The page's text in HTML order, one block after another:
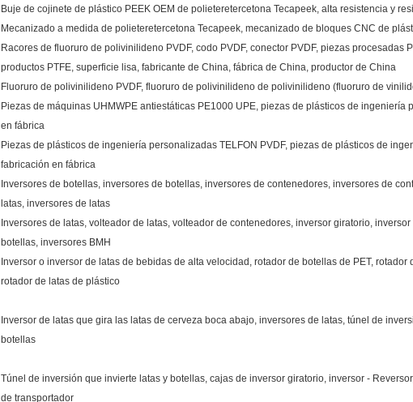
Buje de cojinete de plástico PEEK OEM de polieteretercetona Tecapeek, alta resistencia y
Mecanizado a medida de polieteretercetona Tecapeek, mecanizado de bloques CNC de
Racores de fluoruro de polivinilideno PVDF, codo PVDF, conector PVDF, piezas procesadas
productos PTFE, superficie lisa, fabricante de China, fábrica de China, productor de China
Fluoruro de polivinilideno PVDF, fluoruro de polivinilideno de polivinilideno (fluoruro de
Piezas de máquinas UHMWPE antiestáticas PE1000 UPE, piezas de plásticos de ingeniería
en fábrica
Piezas de plásticos de ingeniería personalizadas TELFON PVDF, piezas de plásticos de
fabricación en fábrica
Inversores de botellas, inversores de botellas, inversores de contenedores, inversores de
latas, inversores de latas
Inversores de latas, volteador de latas, volteador de contenedores, inversor giratorio,
botellas, inversores BMH
Inversor o inversor de latas de bebidas de alta velocidad, rotador de botellas de PET,
rotador de latas de plástico
Inversor de latas que gira las latas de cerveza boca abajo, inversores de latas, túnel de
botellas
Túnel de inversión que invierte latas y botellas, cajas de inversor giratorio, inversor -
de transportador